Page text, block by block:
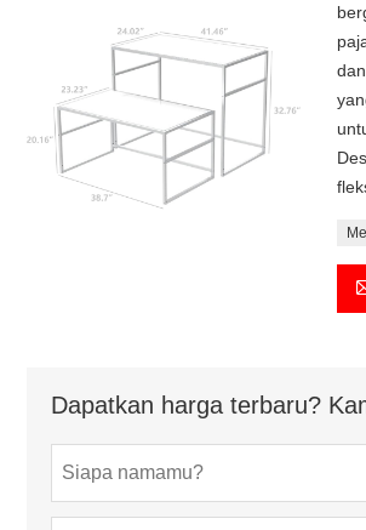
Dapatkan harga terbaru?